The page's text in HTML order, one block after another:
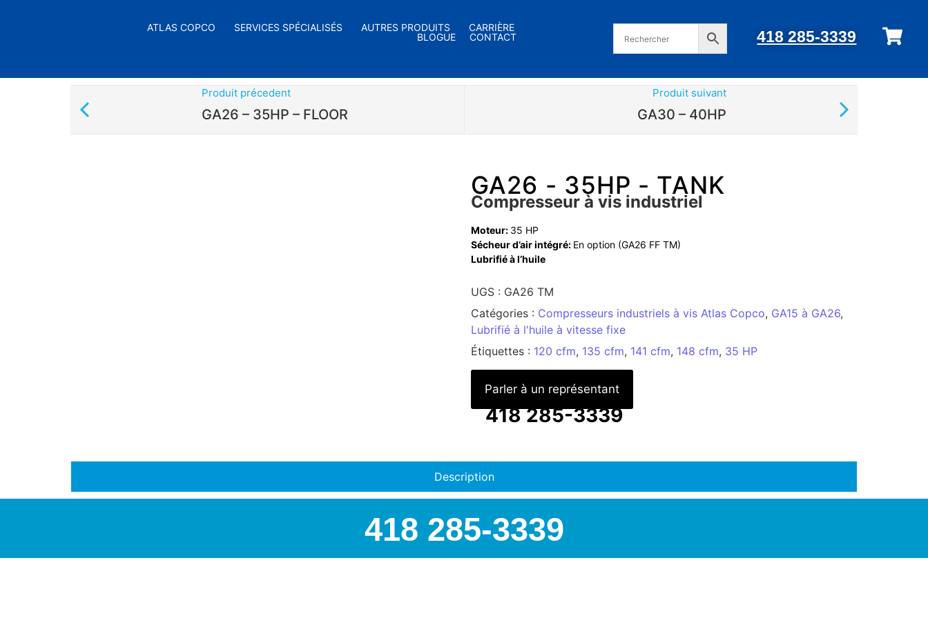
ATLAS COPCO SERVICES SPÉCIALISÉS AUTRES PRODUITS
CARRIÈRE
BLOGUE
CONTACT 418 285-3339
Produit précedent
GA26 – 35HP – FLOOR
Produit suivant
GA30 – 40HP
GA26 - 35HP - TANK
Compresseur à vis industriel
Moteur: 35 HP
Sécheur d’air intégré: En option (GA26 FF TM)
Lubrifié à l’huile
UGS : GA26 TM
Catégories : Compresseurs industriels à vis Atlas Copco, GA15 à GA26,
Lubrifié à l'huile à vitesse fixe
Étiquettes : 120 cfm, 135 cfm, 141 cfm, 148 cfm, 35 HP
Parler à un représentant
418 285-3339
Description
418 285-3339